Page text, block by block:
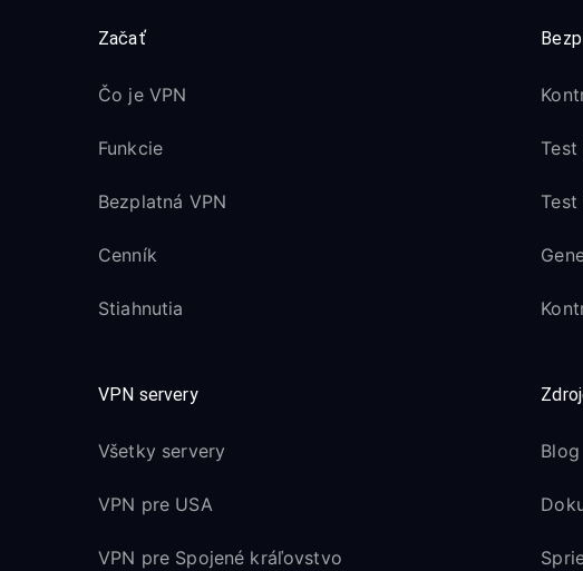
Začať
Čo je VPN
Funkcie
Bezplatná VPN
Cenník
Stiahnutia
Test
Test
VPN servery
Všetky servery
VPN pre USA
VPN pre Spojené kráľovstvo
Blog